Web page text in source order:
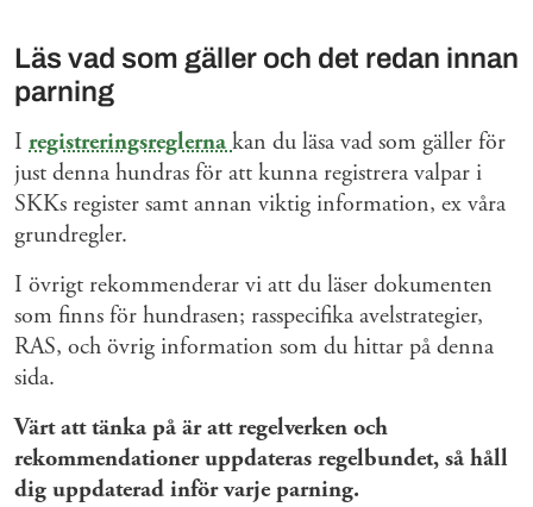
Läs vad som gäller och det redan innan
parning
I registreringsreglernakan du läsa vad som gäller för
just denna hundras för att kunna registrera valpar i
SKKs register samt annan viktig information, ex våra
grundregler.
I övrigt rekommenderar vi att du läser dokumenten
som finns för hundrasen; rasspecifika avelstrategier,
RAS, och övrig information som du hittar på denna
sida.
Värt att tänka på är att regelverken och
rekommendationer uppdateras regelbundet, så håll
dig uppdaterad inför varje parning.